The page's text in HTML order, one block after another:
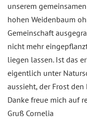
unserem
hohen Weidenbaum
Gemeinschaft
nicht mehr
liegen lassen. Ist das
eigentlich unter
aussieht, der Frost
Danke freue mich auf
Gruß Cornelia